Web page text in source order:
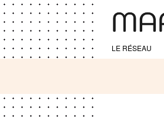
LE RÉSEAU